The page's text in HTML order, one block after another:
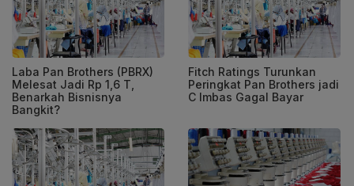
Laba Pan Brothers (PBRX)
Melesat Jadi Rp 1,6 T,
Benarkah Bisnisnya
Bangkit?
Fitch Ratings Turunkan
Peringkat Pan Brothers jadi
C Imbas Gagal Bayar